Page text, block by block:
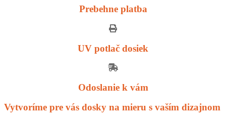
Prebehne platba
UV potlač dosiek
Odoslanie k vám
Vytvoríme pre vás dosky na mieru s vaším dizajnom